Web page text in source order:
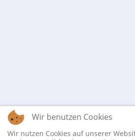
Wir benutzen Cookies
Wir nutzen Cookies auf unserer